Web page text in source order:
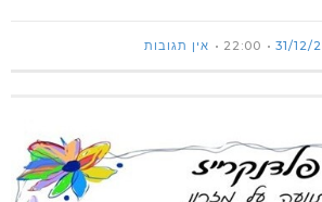
31/12/
22:00 אין תגובות